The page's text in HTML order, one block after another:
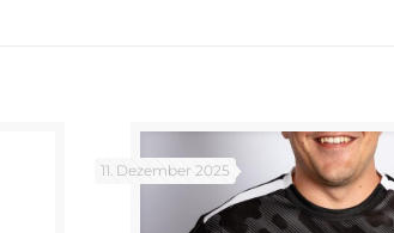
11. Dezember 2025